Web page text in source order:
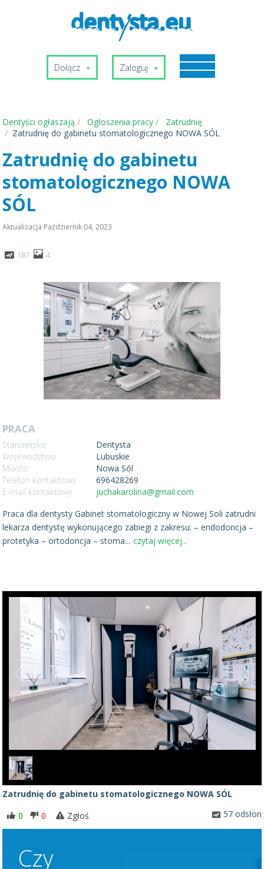
Dołącz Zaloguj
Dentyści ogłaszają Ogłoszenia pracy
Zatrudnię
Zatrudnię do gabinetu stomatologicznego NOWA SÓL
Zatrudnię do gabinetu
stomatologicznego NOWA
SÓL
Aktualizacja Październik 04, 2023
187 4
PRACA
Stanowisko
Dentysta
Województwo
Lubuskie
Miasto
Nowa Sól
Telefon kontaktowy
696428269
E-mail kontaktowy
juchakarolina@gmail.com
Praca dla dentysty Gabinet stomatologiczny w Nowej Soli zatrudni
lekarza dentystę wykonującego zabiegi z zakresu: – endodoncja –
protetyka – ortodoncja – stoma... czytaj więcej...
Zatrudnię do gabinetu stomatologicznego NOWA SÓL
57 odsłon
0 0 Zgłoś
Czy